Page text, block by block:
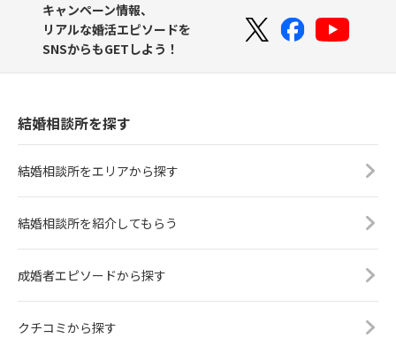
キャンペーン情報、
リアルな婚活エピソードを
SNSからもGETしよう！
結婚相談所を探す
結婚相談所をエリアから探す
結婚相談所を紹介してもらう
成婚者エピソードから探す
クチコミから探す